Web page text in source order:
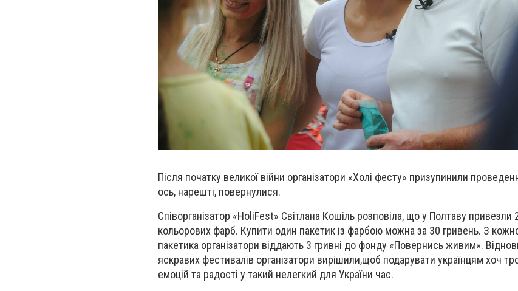
Після початку великої війни організатори «Холі фесту» призупинили
ось, нарешті, повернулися.
Співорганізатор «HoliFest» Світлана Кошіль розповіла, що у Полтаву привезли
кольорових фарб. Купити один пакетик із фарбою можна за 30 гривень. З
пакетика організатори віддають 3 гривні до фонду «Повернись живим».
яскравих фестивалів організатори вирішили,щоб подарувати українцям хоч
емоцій та радості у такий нелегкий для України час.